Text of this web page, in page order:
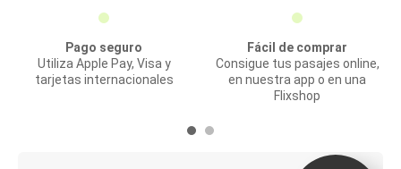
Pago seguro
Utiliza Apple Pay, Visa y
tarjetas internacionales
Fácil de comprar
Consigue tus pasajes online,
en nuestra app o en una
Flixshop